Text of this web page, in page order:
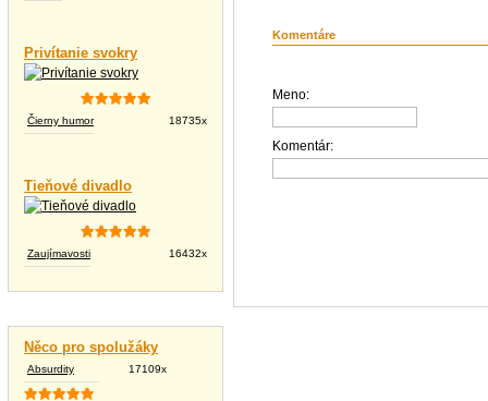
Privítanie svokry
Čierny humor 18735x
Tieňové divadlo
Zaujímavosti 16432x
Něco pro spolužáky
Absurdity 17109x
Komentáre
Meno:
Komentár: